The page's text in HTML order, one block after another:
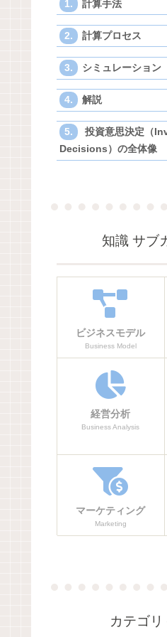
計算手法
計算プロセス
シミュレーション
解説
投資意思決定（
Decisions）の全体像
知識 サブ
ビジネスモデル
Business Model
経営分析
Business Analysis
マーケティング
Marketing
カテゴ